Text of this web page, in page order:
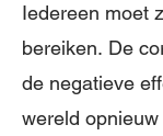
Iedereen moet
bereiken. De
de negatieve
wereld